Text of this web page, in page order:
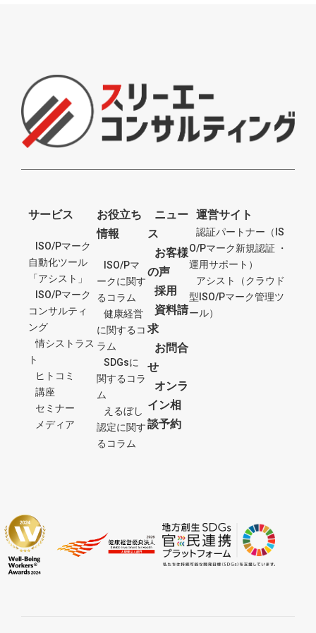
サービス
ISO/Pマーク
自動化ツール
「アシスト」
ISO/Pマーク
コンサルティ
ング
情シストラス
ト
ヒトコミ
講座
セミナー
メディア
お役立ち
情報
ISO/Pマ
ークに関す
るコラム
健康経営
に関するコ
ラム
SDGsに
関するコラ
ム
えるぼし
認定に関す
るコラム
ニュー
ス
お客様
の声
採用
資料請
求
お問合
せ
オンラ
イン相
談予約
運営サイト
認証パートナー（IS
O/Pマーク新規認証 ・
運用サポート）
アシスト（クラウド
型ISO/Pマーク管理ツ
ール）